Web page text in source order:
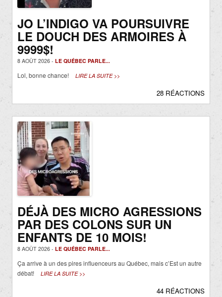
JO L’INDIGO VA POURSUIVRE
LE DOUCH DES ARMOIRES À
9999$!
8 AOÛT 2026 - LE QUÉBEC PARLE...
Lol, bonne chance! LIRE LA SUITE >>
28 RÉACTIONS
DÉJÀ DES MICRO AGRESSIONS
PAR DES COLONS SUR UN
ENFANTS DE 10 MOIS!
8 AOÛT 2026 - LE QUÉBEC PARLE...
Ça arrive à un des pires influenceurs au Québec, mais c’Est un autre
débat!
LIRE LA SUITE >>
44 RÉACTIONS